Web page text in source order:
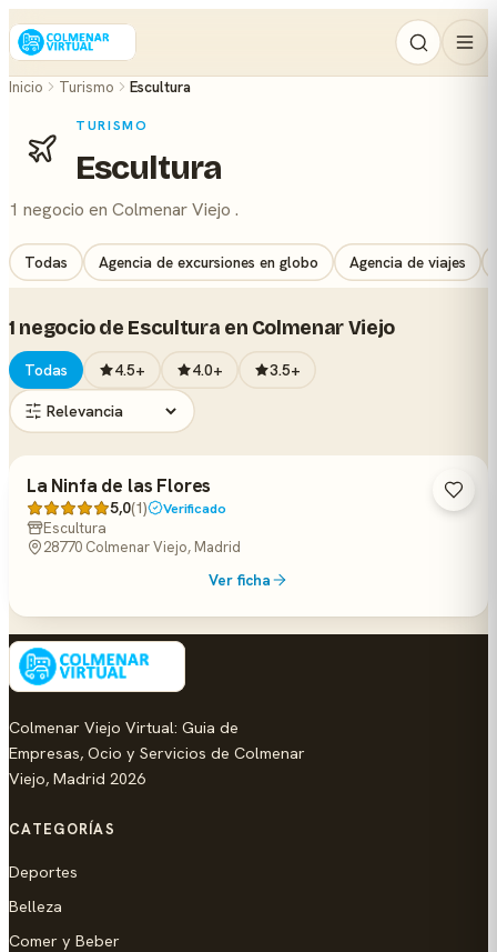
Inicio Turismo Escultura
TURISMO
Escultura
1 negocio en Colmenar Viejo .
Todas Agencia de excursiones en globo Agencia de viajes
1 negocio de Escultura en Colmenar Viejo
Todas 4.5+ 4.0+ 3.5+
La Ninfa de las Flores
5,0(1) Verificado
Escultura
28770 Colmenar Viejo, Madrid
Ver ficha
Colmenar Viejo Virtual: Guia de
Empresas, Ocio y Servicios de Colmenar
Viejo, Madrid 2026
CATEGORÍAS
Deportes
Belleza
Comer y Beber